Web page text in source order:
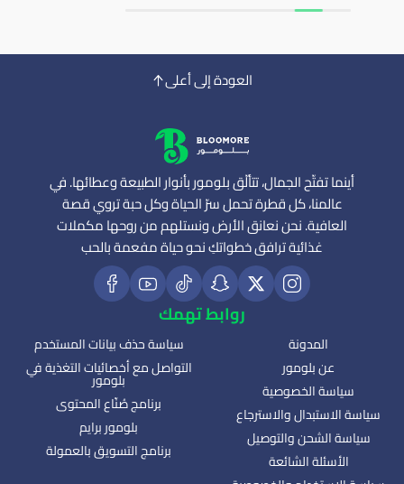
العودة إلى أعلى
أينما تفتّح الجمال، تتألّق بلومور بأنوار الطبيعة وعطائها. في
عالمنا، كل قطرة تحمل سرّ الحياة وكل حبة تروي قصة
العافية. نحن نعانق الأرض ونستلهم من روحها مكملات
غذائية ترافق خطواتكِ نحو حياة مفعمة بالحب
روابط تهمك
المدونة
عن بلومور
سياسة الخصوصية
سياسة الاستبدال والاسترجاع
سياسة الشحن والتوصيل
الأسئلة الشائعة
سياسة حذف بيانات المستخدم
التواصل مع أخصائيات التغذية في
بلومور
برنامج صُنّاع المحتوى
بلومور برايم
برنامج التسويق بالعمولة